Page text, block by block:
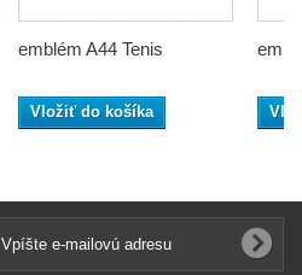
emblém A44 Tenis
Vložiť do košíka